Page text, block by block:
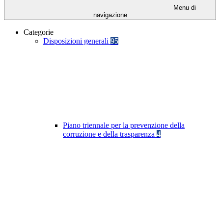
Menu di
navigazione
Categorie
Disposizioni generali 95
Piano triennale per la prevenzione della
corruzione e della trasparenza 4